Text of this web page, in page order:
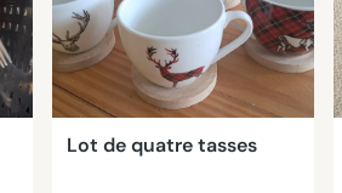
Lot de quatre tasses